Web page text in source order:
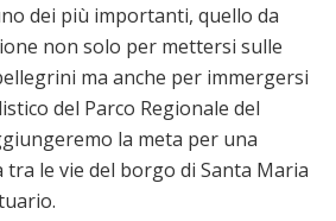
dei più importanti, quello da
non solo per mettersi sulle
ma anche per immergersi
del Parco Regionale del
la meta per una
le vie del borgo di Santa Maria